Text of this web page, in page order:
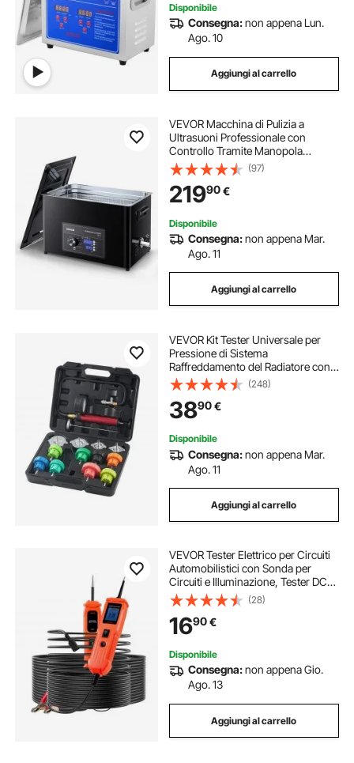
Disponibile
Consegna:non appena Lun.
Ago. 10
Aggiungi al carrello
VEVOR Macchina di Pulizia a
Ultrasuoni Professionale con
Controllo Tramite Manopola
Rotante, Capacita di 30 L con
Cestello e Sfera di Pulizia, Pulitore a
Ultrasuoni per Orologi, Rasoi,
Gioielli
(97)
21990€
Disponibile
Consegna:non appena Mar.
Ago. 11
Aggiungi al carrello
VEVOR Kit Tester Universale per
Pressione di Sistema
Raffreddamento del Radiatore con
Adattatori per Pompa a Mano Tappi
Codificati a Colori, Strumenti per
Pressione con Valigetta per Auto
Moto Camion
(248)
3890€
Disponibile
Consegna:non appena Mar.
Ago. 11
Aggiungi al carrello
VEVOR Tester Elettrico per Circuiti
Automobilistici con Sonda per
Circuiti e Illuminazione, Tester DC
6-36V, Cavo da 4 m Rilevatore di
Tensione per Berline, SUV, Camper
e Camion
(28)
1690€
Disponibile
Consegna:non appena Gio.
Ago. 13
Aggiungi al carrello